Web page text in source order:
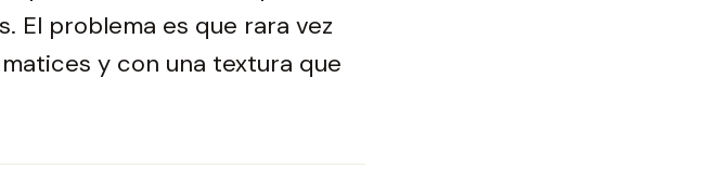
El problema es que rara vez
y con una textura que